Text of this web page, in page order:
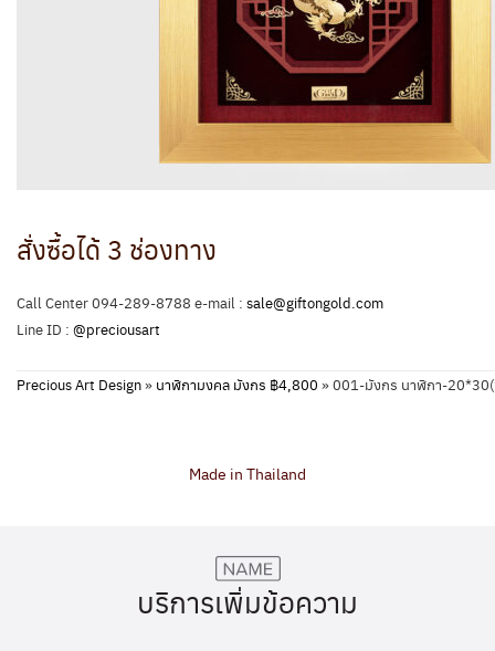
สั่งซื้อได้ 3 ช่องทาง
Call Center 094-289-8788 e-mail : sale@giftongold.com
Line ID : @preciousart
Precious Art Design» นาฬิกามงคล มังกร ฿4,800 »001-มังกร นาฬิกา-
Made in Thailand
บริการเพิ่มข้อความ